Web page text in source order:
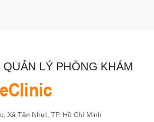
QUẢN LÝ PHÒNG KHÁM
Xã Tân Nhựt, TP. Hồ Chí Minh